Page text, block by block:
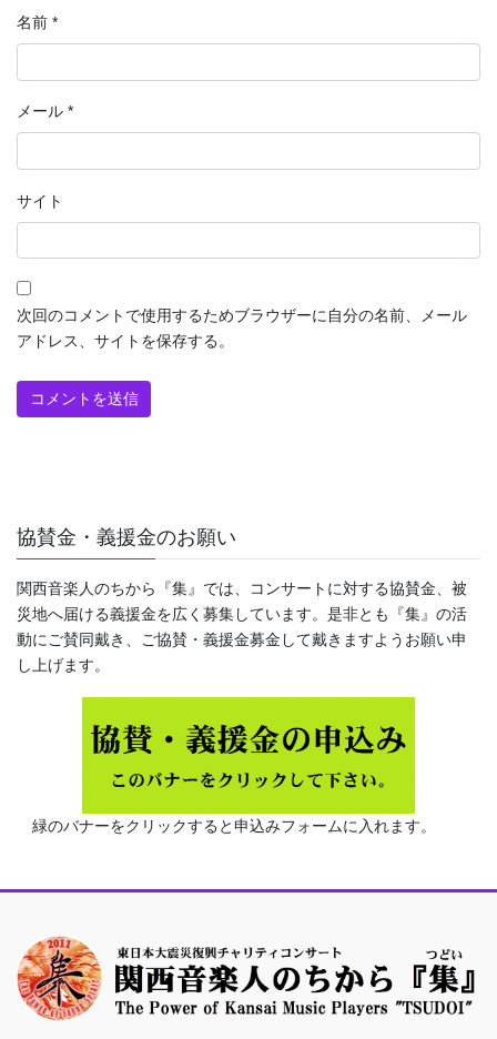
名前 *
メール *
サイト
次回のコメントで使用するためブラウザーに自分の名前、メール
アドレス、サイトを保存する。
協賛金・義援金のお願い
関西音楽人のちから『集』では、コンサートに対する協賛金、被
災地へ届ける義援金を広く募集しています。是非とも『集』の活
動にご賛同戴き、ご協賛・義援金募金して戴きますようお願い申
し上げます。
緑のバナーをクリックすると申込みフォームに入れます。